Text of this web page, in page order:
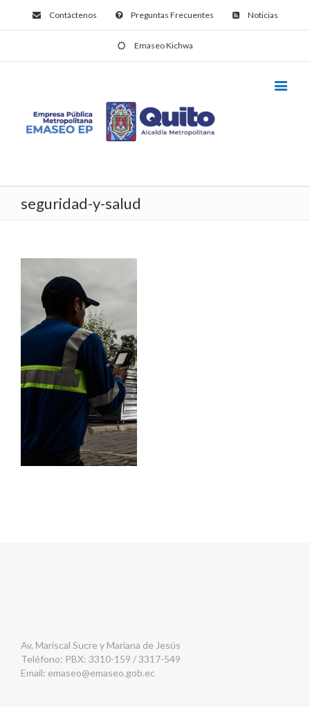
Contáctenos Preguntas Frecuentes Noticias
Emaseo Kichwa
seguridad-y-salud
Av. Mariscal Sucre y Mariana de Jesús
Teléfono: PBX: 3310-159 / 3317-549
Email: emaseo@emaseo.gob.ec